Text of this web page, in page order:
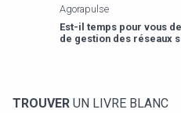
Agorapulse
Est-il temps pour vous
de gestion des réseaux
TROUVER UN LIVRE BLANC